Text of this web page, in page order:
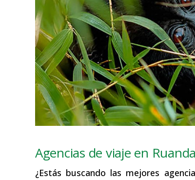
Agencias de viaje en Ruanda
¿Estás buscando las mejores